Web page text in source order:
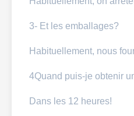
3- Et les emballages?
Habituellement, nous
4Quand puis-je obtenir
Dans les 12 heures!